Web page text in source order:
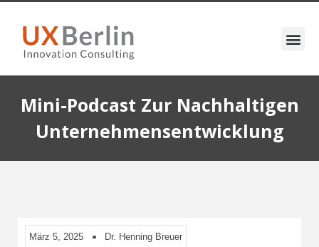
Mini-Podcast Zur Nachhaltigen
Unternehmensentwicklung
März 5, 2025 Dr. Henning Breuer